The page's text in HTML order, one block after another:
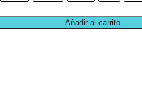
Añadir al carrito